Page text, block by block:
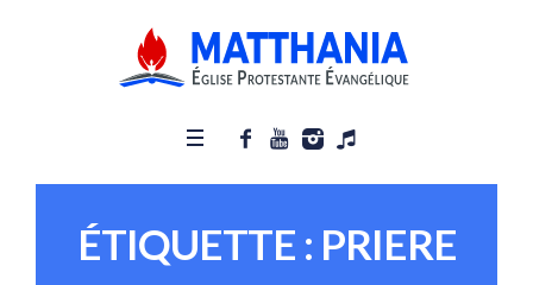
ÉTIQUETTE : PRIERE